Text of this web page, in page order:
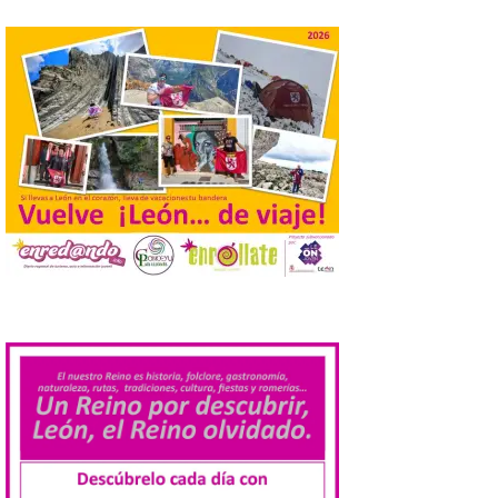
Laciana comienza su
programación para
disfrutar el eclipse total
del 12 de agosto
7 Ago 2026
Durante los días 1 y 2 de
agosto, tanto el público
infantil como el adulto
pudo disfrutar de un
público infantil y, el resto del […]
Más de 200.000 jóvenes
nacidos en 2008 ya han
solicitado el Bono Cultural
Joven 2026 en su primer